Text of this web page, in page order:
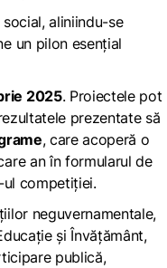
aliniindu-se
un pilon esențial
2025. Proiectele pot
prezentate să
, care acoperă o
an în formularul de
competiției.
neguvernamentale,
și Învățământ,
publică,